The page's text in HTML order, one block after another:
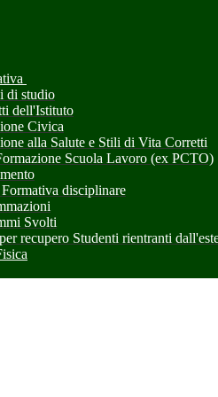
di studio
dell'Istituto
Civica
alla Salute e Stili di Vita Corretti
Scuola Lavoro (ex PCTO)
disciplinare
Svolti
recupero Studenti rientranti